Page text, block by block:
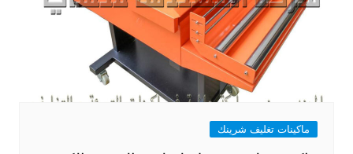
ماكينات تغليف شرينك